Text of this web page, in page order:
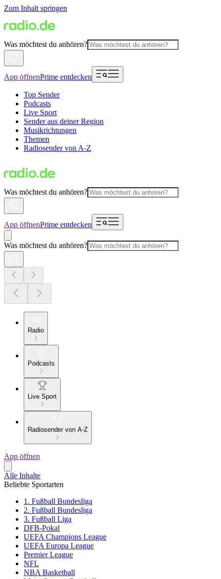
Zum Inhalt springen
Was möchtest du anhören?
App öffnenPrime entdecken
Top Sender
Podcasts
Live Sport
Sender aus deiner Region
Musikrichtungen
Themen
Radiosender von A-Z
Was möchtest du anhören?
App öffnenPrime entdecken
Was möchtest du anhören?
Radio
Podcasts
Live Sport
Radiosender von A-Z
App öffnen
Alle Inhalte
Beliebte Sportarten
1. Fußball Bundesliga
2. Fußball Bundesliga
3. Fußball Liga
DFB-Pokal
UEFA Champions League
UEFA Europa League
Premier League
NFL
NBA Basketball